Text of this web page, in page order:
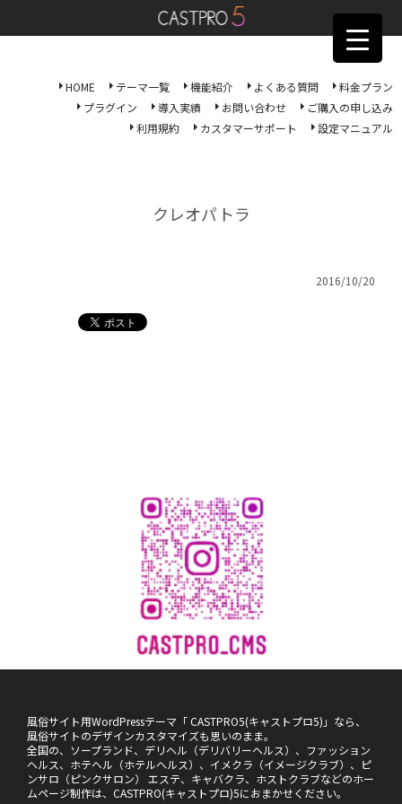
HOME テーマ一覧 機能紹介 よくある質問
料金プラン
プラグイン
導入実績 お問い合わせ
ご購入の申し込み
利用規約
カスタマーサポート 設定マニュアル
クレオパトラ
2016/10/20
風俗サイト用WordPressテーマ「 CASTPRO5(キャストプロ5)」なら、
風俗サイトのデザインカスタマイズも思いのまま。
全国の、ソープランド、デリヘル（デリバリーヘルス）、ファッション
ヘルス、ホテヘル（ホテルヘルス）、イメクラ（イメージクラブ）、ピ
ンサロ（ピンクサロン） エステ、キャバクラ、ホストクラブなどのホー
ムページ制作は、CASTPRO(キャストプロ)5におまかせください。